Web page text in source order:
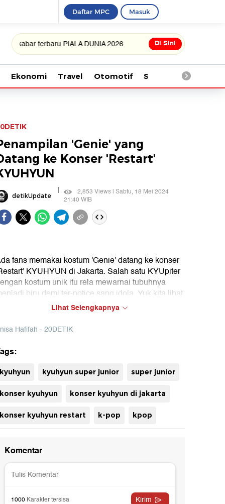
Daftar MPC Masuk
terbaru PIALA DUNIA 2026 Di Sini
Ekonomi Travel Otomotif Saintek
'Genie' yang
ke Konser 'Restart'
detikUpdate |
2,853 Views | Sabtu, 18 Mei 2024
21:40 WIB
fans memakai kostum 'Genie' datang ke konser
KYUHYUN di Jakarta. Salah satu KYUpiter
kostum unik itu rela mewarnai tubuhnya
biru demi ter-notice sang idola. Yuk kita lihat
penampilannya!Lihat Selengkapnya
Hafifah - 20DETIK
kyuhyun kyuhyun super junior super junior
konser kyuhyun konser kyuhyun di jakarta
konser kyuhyun restart k-pop kpop